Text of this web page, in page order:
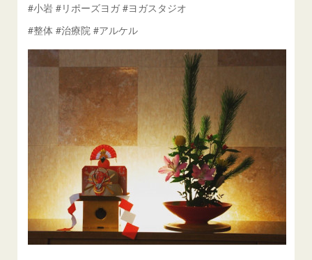
#小岩 #リポーズヨガ #ヨガスタジオ
#整体 #治療院 #アルケル